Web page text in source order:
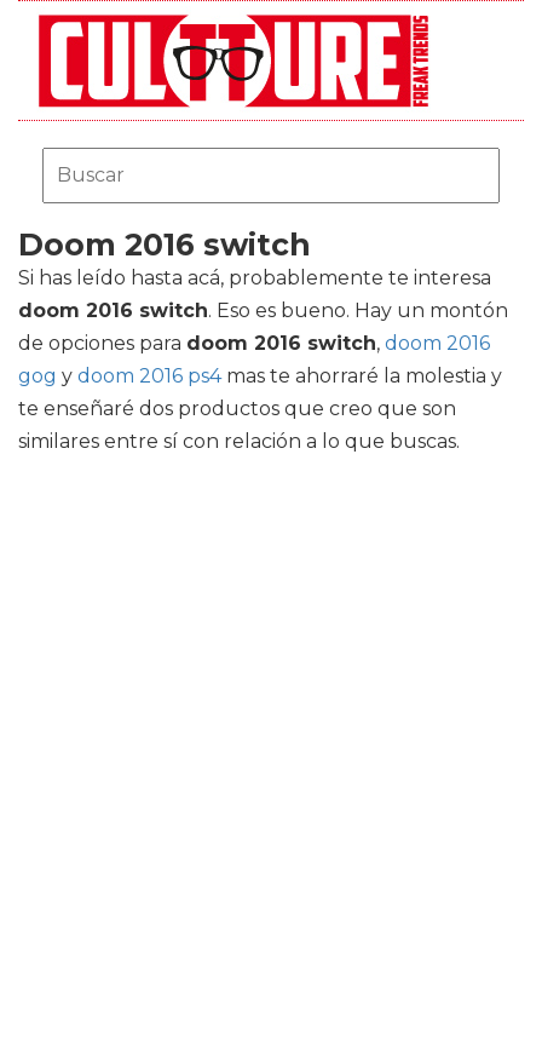
Doom 2016 switch
Si has leído hasta acá, probablemente te interesa
doom 2016 switch. Eso es bueno. Hay un montón
de opciones para doom 2016 switch, doom 2016
gog y doom 2016 ps4mas te ahorraré la molestia y
te enseñaré dos productos que creo que son
similares entre sí con relación a lo que buscas.